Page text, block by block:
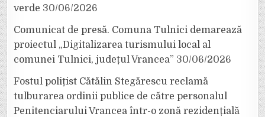
verde 30/06/2026
Comunicat de presă. Comuna Tulnici demarează
proiectul „Digitalizarea turismului local al
comunei Tulnici, județul Vrancea” 30/06/2026
Fostul polițist Cătălin Stegărescu reclamă
tulburarea ordinii publice de către personalul
Penitenciarului Vrancea într-o zonă rezidențială